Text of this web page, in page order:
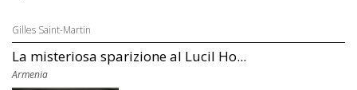
Gilles Saint-Martin
La misteriosa sparizione al Lucil Ho...
Armenia